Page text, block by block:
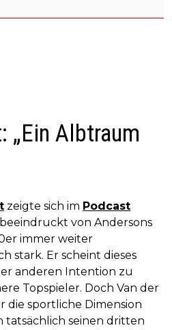
„Ein Albtraum
zeigte sich im Podcast
von Andersons
immer weiter
stark. Er scheint dieses
anderen Intention zu
Topspieler. Doch Van der
die sportliche Dimension
tatsächlich seinen dritten